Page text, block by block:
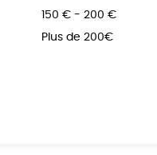
150 € - 200 €
Plus de 200€